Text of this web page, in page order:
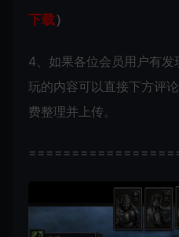
下载）
4、如果各位会员用户有
玩的内容可以直接下方评
费整理并上传。